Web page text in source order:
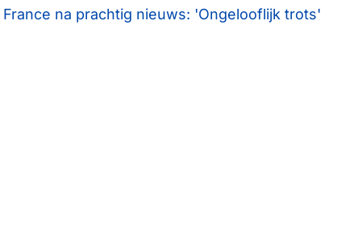
na prachtig nieuws: 'Ongelooflijk trots'